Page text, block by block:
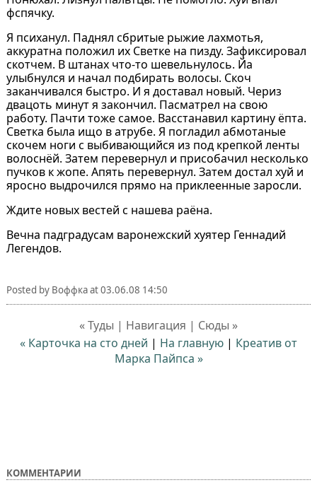
фспячку.
Я психанул. Паднял сбритые рыжие лахмотья,
аккуратна положил их Светке на пизду. Зафиксировал
скотчем. В штанах что-то шевельнулось. Йа
улыбнулся и начал подбирать волосы. Скоч
заканчивался быстро. И я доставал новый. Чериз
двацоть минут я закончил. Пасматрел на свою
работу. Пачти тоже самое. Васстанавил картину ёпта.
Светка была ищо в атрубе. Я погладил абмотаные
скочем ноги с выбивающийся из под крепкой ленты
волоснёй. Затем перевернул и присобачил несколько
пучков к жопе. Апять перевернул. Затем достал хуй и
яросно выдрочился прямо на приклеенные заросли.
Ждите новых вестей с нашева раёна.
Вечна падградусам варонежский хуятер Геннадий
Легендов.
Posted by Воффкаat03.06.08 14:50
« Туды | Навигация | Сюды »
« Карточкa на сто дней | На главную | Креатив от
Марка Пайпса »
КОММЕНТАРИИ